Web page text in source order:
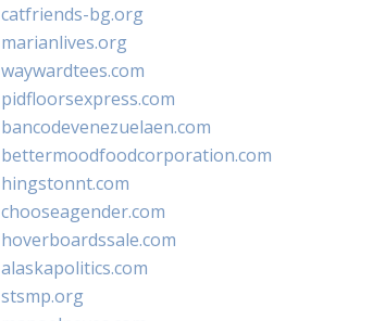
catfriends-bg.org
marianlives.org
waywardtees.com
pidfloorsexpress.com
bancodevenezuelaen.com
bettermoodfoodcorporation.com
hingstonnt.com
chooseagender.com
hoverboardssale.com
alaskapolitics.com
stsmp.org